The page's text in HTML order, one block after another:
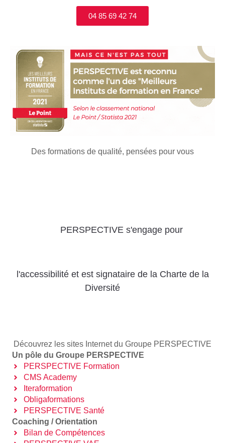
04 85 69 42 74
Des formations de qualité, pensées pour vous
PERSPECTIVE s'engage pour
l'accessibilitéet est signataire de la Charte de la
Diversité
Découvrez les sites Internet du Groupe PERSPECTIVE
Un pôle du Groupe PERSPECTIVE
PERSPECTIVE Formation
CMS Academy
Iteraformation
Obligaformations
PERSPECTIVE Santé
Coaching / Orientation
Bilan de Compétences